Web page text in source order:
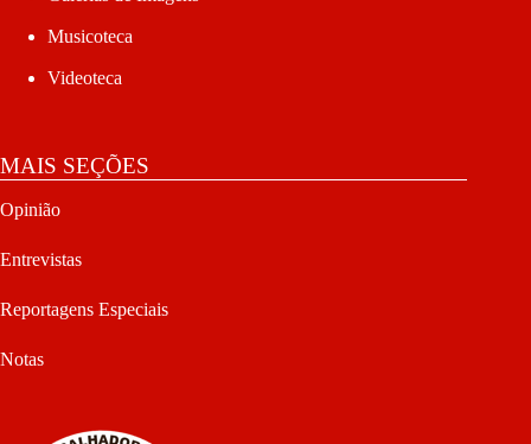
Musicoteca
Videoteca
MAIS SEÇÕES
Opinião
Entrevistas
Reportagens Especiais
Notas